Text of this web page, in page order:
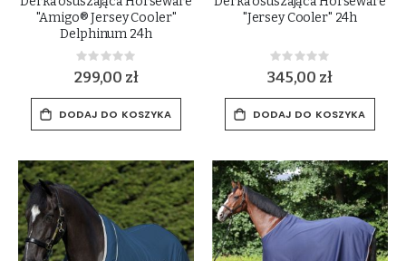
"Amigo® Jersey Cooler"
Delphinum 24h
Rating:
0%
299,00 zł
DODAJ DO KOSZYKA
"Jersey Cooler" 24h
Rating:
0%
345,00 zł
DODAJ DO KOSZYKA